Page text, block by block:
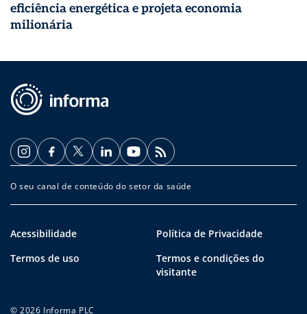
eficiência energética e projeta economia
milionária
O seu canal de conteúdo do setor da saúde
Acessibilidade
Política de Privacidade
Termos de uso
Termos e condições do
visitante
© 2026 Informa PLC